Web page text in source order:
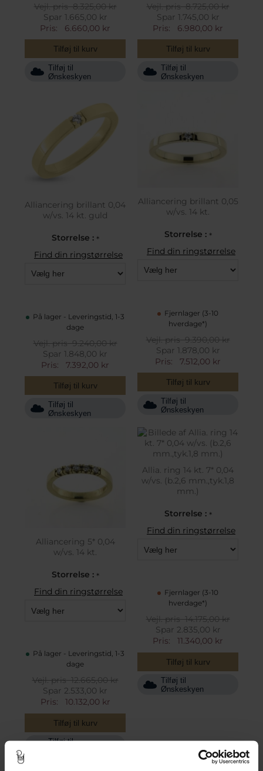
Vejl. pris8.325,00 kr
Spar 1.665,00 kr
Pris:
6.660,00 kr
Tilføj til kurv
Tilføj til
Ønskeskyen
Vejl. pris8.725,00 kr
Spar 1.745,00 kr
Pris:
6.980,00 kr
Tilføj til kurv
Tilføj til
Ønskeskyen
Alliancering brillant 0,04
w/vs. 14 kt. guld
Storrelse : *
Find din ringstørrelse
På lager - Leveringstid, 1-3
dage
Vejl. pris9.240,00 kr
Spar 1.848,00 kr
Pris:
7.392,00 kr
Tilføj til kurv
Tilføj til
Ønskeskyen
Alliancering brillant 0,05
w/vs. 14 kt.
Storrelse : *
Find din ringstørrelse
Fjernlager (3-10
hverdage*)
Vejl. pris9.390,00 kr
Spar 1.878,00 kr
Pris:
7.512,00 kr
Tilføj til kurv
Tilføj til
Ønskeskyen
Alliancering 5* 0,04
w/vs. 14 kt.
Storrelse : *
Find din ringstørrelse
På lager - Leveringstid, 1-3
dage
Vejl. pris12.665,00 kr
Spar 2.533,00 kr
Pris:
10.132,00 kr
Tilføj til kurv
Tilføj til
Allia. ring 14 kt. 7* 0,04
w/vs. (b.2,6 mm.,tyk.1,8
mm.)
Storrelse : *
Find din ringstørrelse
Fjernlager (3-10
hverdage*)
Vejl. pris14.175,00 kr
Spar 2.835,00 kr
Pris:
11.340,00 kr
Tilføj til kurv
Tilføj til
Ønskeskyen